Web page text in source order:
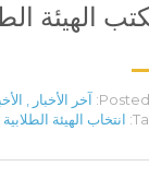
الهيئة
Posted آخر الأخبار ,
انتخاب الهيئة الطلابية